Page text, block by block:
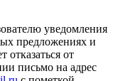
уведомления
предложениях и
отказаться от
письмо на адрес